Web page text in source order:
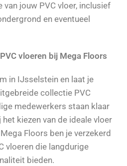
jouw PVC vloer, inclusief
en eventueel
vloeren bij Mega Floors
in IJsselstein en laat je
collectie PVC
medewerkers staan klaar
kiezen van de ideale vloer
Floors ben je verzekerd
vloeren die langdurige
bieden.